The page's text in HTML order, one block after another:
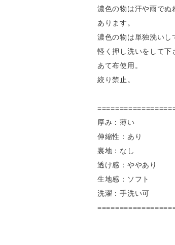
濃色の物は汗や雨でぬ
あります。
濃色の物は単独洗いし
軽く押し洗いをして下
あて布使用。
絞り禁止。
厚み：薄い
伸縮性：あり
裏地：なし
透け感：ややあり
生地感：ソフト
洗濯：手洗い可